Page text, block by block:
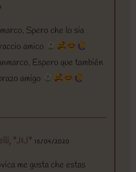
Spero che lo sia
amico
Espero que también
amigo
*J&J* 15/04/2020
me gusta che estas